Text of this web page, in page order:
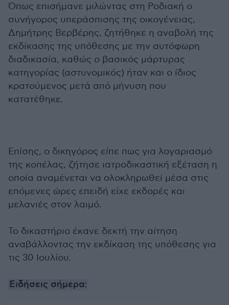
Όπως επισήμανε μιλώντας στη Ροδιακή ο
συνήγορος υπεράσπισης της οικογένειας,
Δημήτρης Βερβέρης, ζητήθηκε η αναβολή της
εκδίκασης της υπόθεσης με την αυτόφωρη
διαδικασία, καθώς ο βασικός μάρτυρας
κατηγορίας (αστυνομικός) ήταν και ο ίδιος
κρατούμενος μετά από μήνυση που
κατατέθηκε.
Επίσης, ο δικηγόρος είπε πως για λογαριασμό
της κοπέλας, ζήτησε ιατροδικαστική εξέταση η
οποία αναμένεται να ολοκληρωθεί μέσα στις
επόμενες ώρες επειδή είχε εκδορές και
μελανιές στον λαιμό.
Το δικαστήριο έκανε δεκτή την αίτηση
αναβάλλοντας την εκδίκαση της υπόθεσης για
τις 30 Ιουλίου.
Ειδήσεις σήμερα: